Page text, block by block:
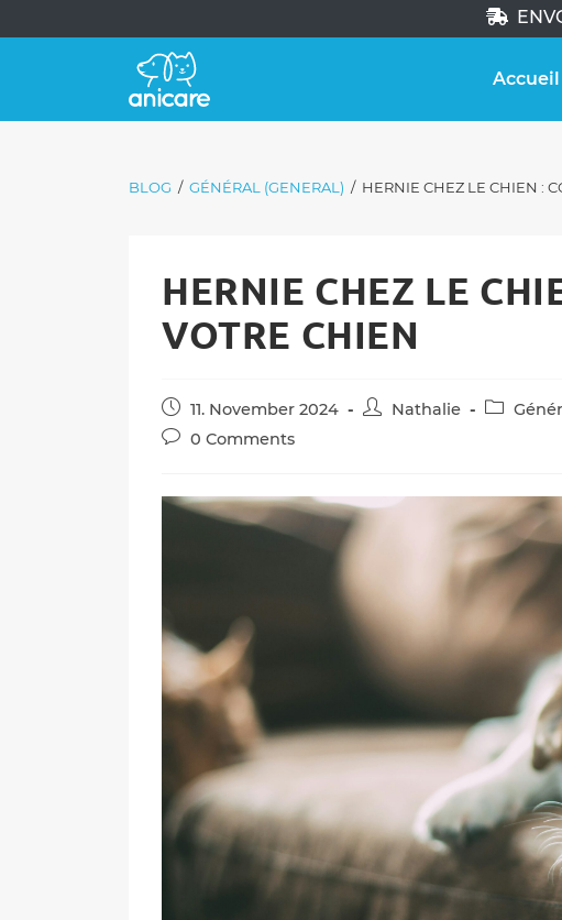
Accueil
BLOG / GÉNÉRAL (GENERAL) / HERNIE CHEZ LE CHIEN :
HERNIE CHEZ LE
VOTRE CHIEN
Post
published:
11. November 2024
PostNathalie
Post
Post0 Comments